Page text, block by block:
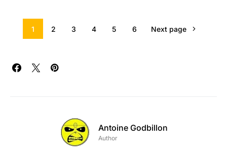
1 2 3 4 5 6 Next page
Antoine Godbillon
Author